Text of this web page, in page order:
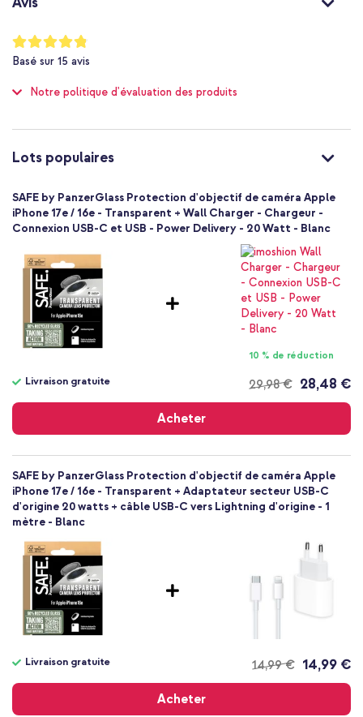
alors pour le SAFE Camera Lens Protector de PanzerGlass !
Oui
Transparent
Verre
Notation:
96
%
of
Basé sur 15 avis
Notre politique d'évaluation des produits
Lots populaires
SAFE by PanzerGlass Protection d'objectif de caméra Apple
iPhone 17e / 16e - Transparent + Wall Charger - Chargeur -
Connexion USB-C et USB - Power Delivery - 20 Watt - Blanc
10 % de réduction
29,98 €
Livraison gratuite 28,48 €
Acheter
gratuite
SAFE by PanzerGlass Protection d'objectif de caméra Apple
iPhone 17e / 16e - Transparent + Adaptateur secteur USB-C
d'origine 20 watts + câble USB-C vers Lightning d'origine - 1
mètre - Blanc
14,99 €
Livraison gratuite 14,99 €
Acheter
gratuite